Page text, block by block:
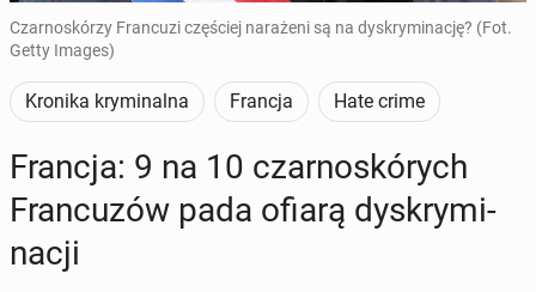
Czarnoskórzy Francuzi częściej narażeni są na dyskryminację? (Fot.
Getty Images)
Kronika kryminalna Francja Hate crime
Francja: 9 na 10 czar­no­skó­rych
Fran­cu­zów pada ofiarą dys­kry­mi­
na­cji